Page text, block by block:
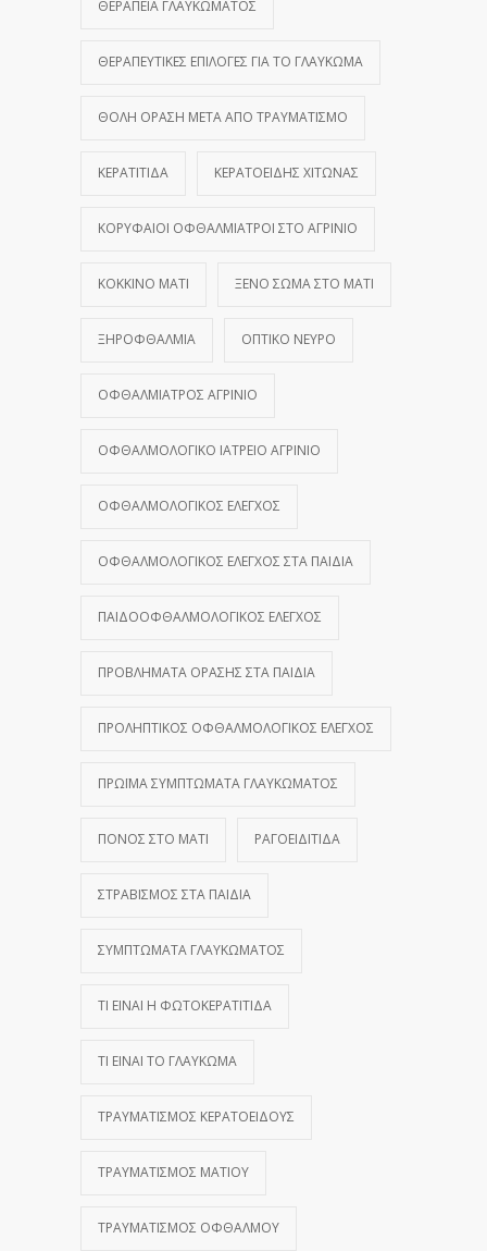
ΘΕΡΑΠΕΊΑ ΓΛΑΥΚΏΜΑΤΟΣ
ΘΕΡΑΠΕΥΤΙΚΈΣ ΕΠΙΛΟΓΈΣ ΓΙΑ ΤΟ ΓΛΑΎΚΩΜΑ
ΘΟΛΉ ΌΡΑΣΗ ΜΕΤΆ ΑΠΌ ΤΡΑΥΜΑΤΙΣΜΌ
ΚΕΡΑΤΊΤΙΔΑ ΚΕΡΑΤΟΕΙΔΉΣ ΧΙΤΏΝΑΣ
ΚΟΡΥΦΑΊΟΙ ΟΦΘΑΛΜΊΑΤΡΟΙ ΣΤΟ ΑΓΡΊΝΙΟ
ΚΌΚΚΙΝΟ ΜΆΤΙ ΞΈΝΟ ΣΏΜΑ ΣΤΟ ΜΆΤΙ
ΞΗΡΟΦΘΑΛΜΊΑ ΟΠΤΙΚΌ ΝΕΎΡΟ
ΟΦΘΑΛΜΊΑΤΡΟΣ ΑΓΡΊΝΙΟ
ΟΦΘΑΛΜΟΛΟΓΙΚΌ ΙΑΤΡΕΊΟ ΑΓΡΊΝΙΟ
ΟΦΘΑΛΜΟΛΟΓΙΚΌΣ ΈΛΕΓΧΟΣ
ΟΦΘΑΛΜΟΛΟΓΙΚΌΣ ΈΛΕΓΧΟΣ ΣΤΑ ΠΑΙΔΙΆ
ΠΑΙΔΟΟΦΘΑΛΜΟΛΟΓΙΚΌΣ ΈΛΕΓΧΟΣ
ΠΡΟΒΛΉΜΑΤΑ ΌΡΑΣΗΣ ΣΤΑ ΠΑΙΔΙΆ
ΠΡΟΛΗΠΤΙΚΌΣ ΟΦΘΑΛΜΟΛΟΓΙΚΌΣ ΈΛΕΓΧΟΣ
ΠΡΏΙΜΑ ΣΥΜΠΤΏΜΑΤΑ ΓΛΑΥΚΏΜΑΤΟΣ
ΠΌΝΟΣ ΣΤΟ ΜΆΤΙ ΡΑΓΟΕΙΔΊΤΙΔΑ
ΣΤΡΑΒΙΣΜΌΣ ΣΤΑ ΠΑΙΔΙΆ
ΣΥΜΠΤΏΜΑΤΑ ΓΛΑΥΚΏΜΑΤΟΣ
ΤΙ ΕΊΝΑΙ Η ΦΩΤΟΚΕΡΑΤΊΤΙΔΑ
ΤΙ ΕΊΝΑΙ ΤΟ ΓΛΑΎΚΩΜΑ
ΤΡΑΥΜΑΤΙΣΜΌΣ ΚΕΡΑΤΟΕΙΔΟΎΣ
ΤΡΑΥΜΑΤΙΣΜΌΣ ΜΑΤΙΟΎ
ΤΡΑΥΜΑΤΙΣΜΌΣ ΟΦΘΑΛΜΟΎ